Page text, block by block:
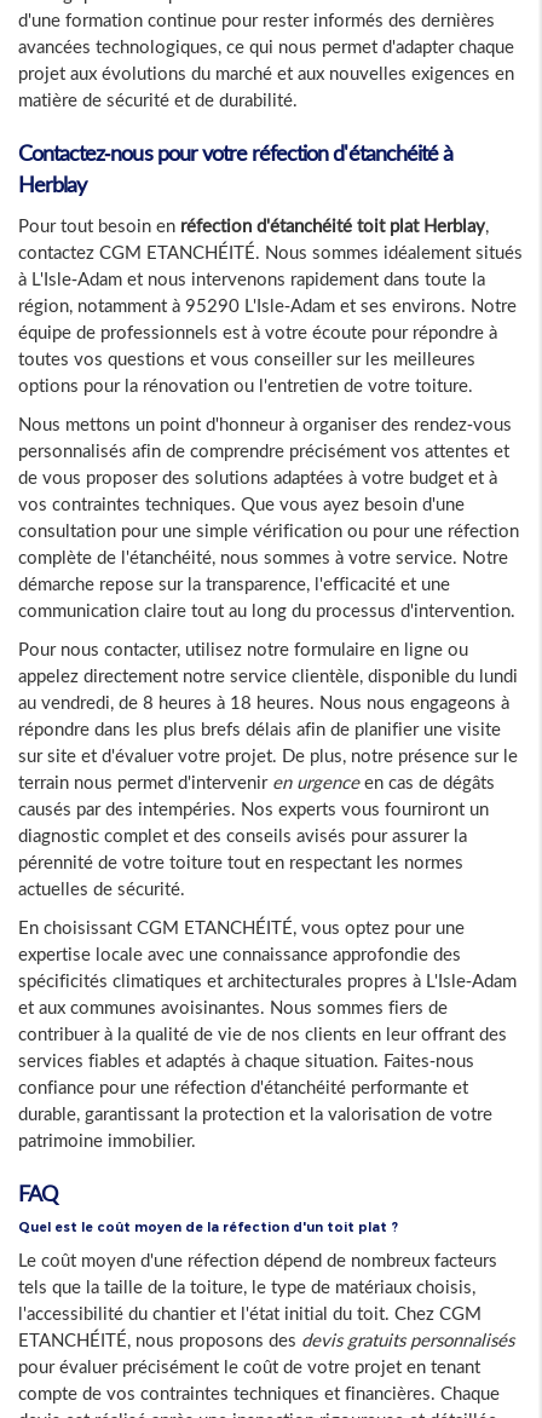
d'une formation continue pour rester informés des dernières
avancées technologiques, ce qui nous permet d'adapter chaque
projet aux évolutions du marché et aux nouvelles exigences en
matière de sécurité et de durabilité.
Contactez-nous pour votre réfection d'étanchéité à
Herblay
Pour tout besoin en réfection d'étanchéité toit plat Herblay,
contactez CGM ETANCHÉITÉ. Nous sommes idéalement situés
à L'Isle-Adam et nous intervenons rapidement dans toute la
région, notamment à 95290 L'Isle-Adam et ses environs. Notre
équipe de professionnels est à votre écoute pour répondre à
toutes vos questions et vous conseiller sur les meilleures
options pour la rénovation ou l'entretien de votre toiture.
Nous mettons un point d'honneur à organiser des rendez-vous
personnalisés afin de comprendre précisément vos attentes et
de vous proposer des solutions adaptées à votre budget et à
vos contraintes techniques. Que vous ayez besoin d'une
consultation pour une simple vérification ou pour une réfection
complète de l'étanchéité, nous sommes à votre service. Notre
démarche repose sur la transparence, l'efficacité et une
communication claire tout au long du processus d'intervention.
Pour nous contacter, utilisez notre formulaire en ligne ou
appelez directement notre service clientèle, disponible du lundi
au vendredi, de 8 heures à 18 heures. Nous nous engageons à
répondre dans les plus brefs délais afin de planifier une visite
sur site et d'évaluer votre projet. De plus, notre présence sur le
terrain nous permet d'intervenir en urgenceen cas de dégâts
causés par des intempéries. Nos experts vous fourniront un
diagnostic complet et des conseils avisés pour assurer la
pérennité de votre toiture tout en respectant les normes
actuelles de sécurité.
En choisissant CGM ETANCHÉITÉ, vous optez pour une
expertise locale avec une connaissance approfondie des
spécificités climatiques et architecturales propres à L'Isle-Adam
et aux communes avoisinantes. Nous sommes fiers de
contribuer à la qualité de vie de nos clients en leur offrant des
services fiables et adaptés à chaque situation. Faites-nous
confiance pour une réfection d'étanchéité performante et
durable, garantissant la protection et la valorisation de votre
patrimoine immobilier.
FAQ
Quel est le coût moyen de la réfection d'un toit plat ?
Le coût moyen d'une réfection dépend de nombreux facteurs
tels que la taille de la toiture, le type de matériaux choisis,
l'accessibilité du chantier et l'état initial du toit. Chez CGM
ETANCHÉITÉ, nous proposons des devis gratuits personnalisés
pour évaluer précisément le coût de votre projet en tenant
compte de vos contraintes techniques et financières. Chaque